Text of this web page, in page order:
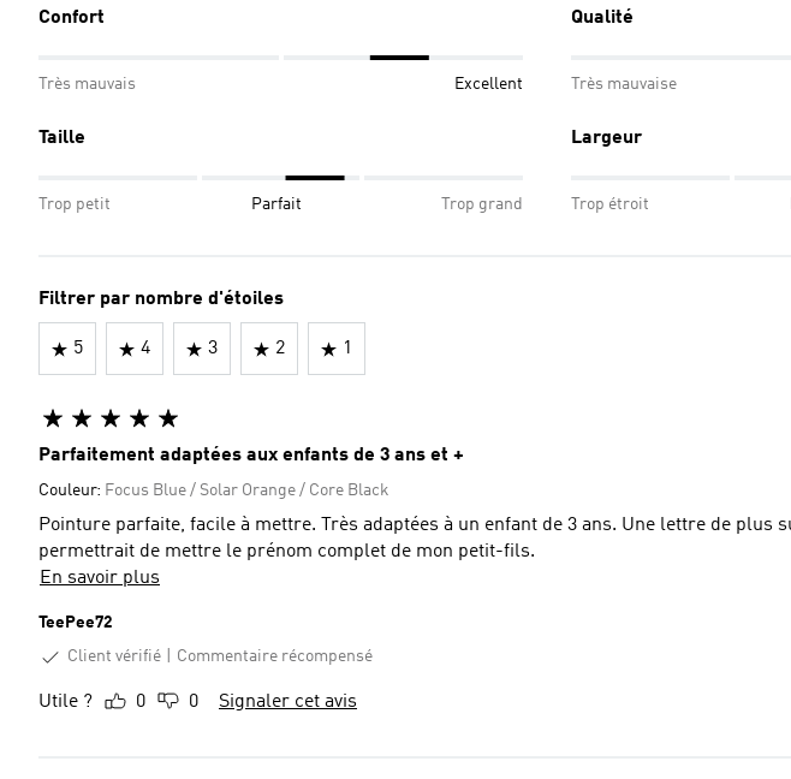
Confort
Très mauvais Excellent
Qualité
Très mauvaise
Taille
Trop petit Parfait Trop grand
Largeur
Trop étroit
Filtrer par nombre d'étoiles
5 4 3 2 1
Parfaitement adaptées aux enfants de 3 ans et +
Couleur: Focus Blue / Solar Orange / Core Black
Pointure parfaite, facile à mettre. Très adaptées à un enfant de 3 ans. Une lettre de plus sur la personnalisation
permettrait de mettre le prénom complet de mon petit-fils.
En savoir plus
TeePee72
Client vérifié
Commentaire récompensé
Utile ? 0 0 Signaler cet avis